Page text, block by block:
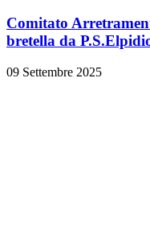
Comitato
bretella da
09 Settembre 2025